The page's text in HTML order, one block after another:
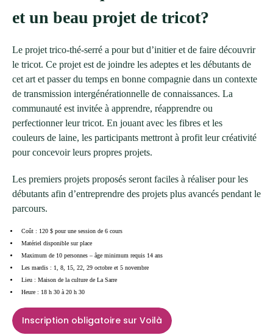
et un beau projet de tricot?
Le projet trico-thé-serré a pour but d’initier et de faire découvrir
le tricot. Ce projet est de joindre les adeptes et les débutants de
cet art et passer du temps en bonne compagnie dans un contexte
de transmission intergénérationnelle de connaissances. La
communauté est invitée à apprendre, réapprendre ou
perfectionner leur tricot. En jouant avec les fibres et les
couleurs de laine, les participants mettront à profit leur créativité
pour concevoir leurs propres projets.
Les premiers projets proposés seront faciles à réaliser pour les
débutants afin d’entreprendre des projets plus avancés pendant le
parcours.
Coût : 120 $ pour une session de 6 cours
Matériel disponible sur place
Maximum de 10 personnes – âge minimum requis 14 ans
Les mardis : 1, 8, 15, 22, 29 octobre et 5 novembre
Lieu : Maison de la culture de La Sarre
Heure : 18 h 30 à 20 h 30
Inscription obligatoire sur Voilà